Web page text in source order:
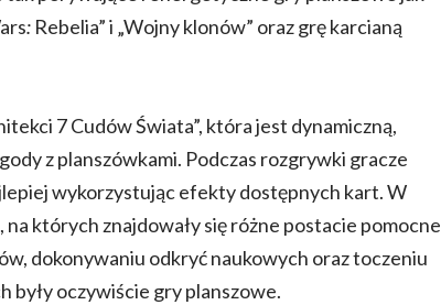
: Rebelia” i „Wojny klonów” oraz grę karcianą
7 Cudów Świata”, która jest dynamiczną,
z planszówkami. Podczas rozgrywki gracze
wykorzystując efekty dostępnych kart. W
których znajdowały się różne postacie pomocne
dokonywaniu odkryć naukowych oraz toczeniu
były oczywiście gry planszowe.